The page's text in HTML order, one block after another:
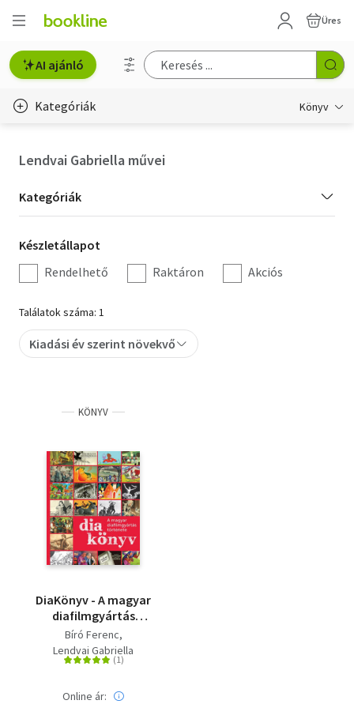
Üres
AI ajánló
Kategóriák Könyv
Hobbi, szabadidő
Irodalom
Művészet
Szakkönyv
Tankönyv, segédkönyv
Társadalomtudomány
Természettudomány
Történelem
Vallás
Lendvai Gabriella művei
Kategória
szűrés
Kategóriák
Készletállapot
szűrés
Készletállapot
Rendelhető
Raktáron Akciós
Találatok száma: 1
Kiadási év szerint növekvő
KÖNYV
DiaKönyv - A magyar
diafilmgyártás
története
Bíró Ferenc
Lendvai Gabriella
Online ár: